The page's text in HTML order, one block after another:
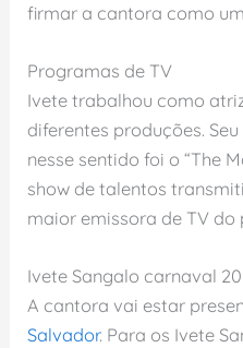
firmar a cantora como
Programas de TV
Ivete trabalhou como
diferentes produções.
nesse sentido foi o “The
show de talentos
maior emissora de TV do
Ivete Sangalo carnaval
A cantora vai estar
Salvador. Para os Ivete